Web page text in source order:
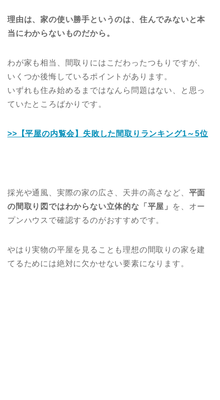
理由は、家の使い勝手というのは、住んでみないと本
当にわからないものだから。
わが家も相当、間取りにはこだわったつもりですが、
いくつか後悔しているポイントがあります。
いずれも住み始めるまではなんら問題はない、と思っ
ていたところばかりです。
>>【平屋の内覧会】失敗した間取りランキング1～5位
採光や通風、実際の家の広さ、天井の高さなど、 平面
の間取り図ではわからない立体的な「平屋」
を、オー
プンハウスで確認するのがおすすめです。
やはり実物の平屋を見ることも理想の間取りの家を建
てるためには絶対に欠かせない要素になります。